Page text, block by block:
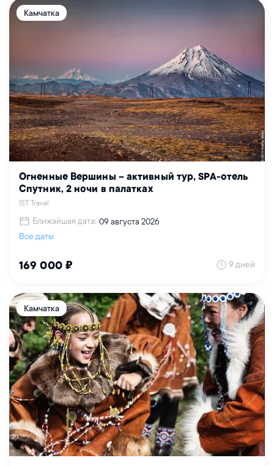
Камчатка
Огненные Вершины – активный тур, SPA-отель
Спутник, 2 ночи в палатках
IST Travel
Ближайшая дата: 09 августа 2026
Все даты
169 000 ₽ 9 дней
Камчатка